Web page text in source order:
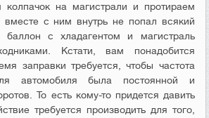
колпачок на магистрали и протираем
вместе с ним внутрь не попал всякий
с хладагентом и магистраль
Кстати, вам понадобится
заправки требуется, чтобы частота
автомобиля была постоянной и
То есть кому-то придется давить
требуется производить для того,